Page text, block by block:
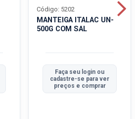
MANTEIGA ITALAC UN-
500G COM SAL
Código: 5202
Faça seu login ou
cadastre-se para ver
preços e comprar